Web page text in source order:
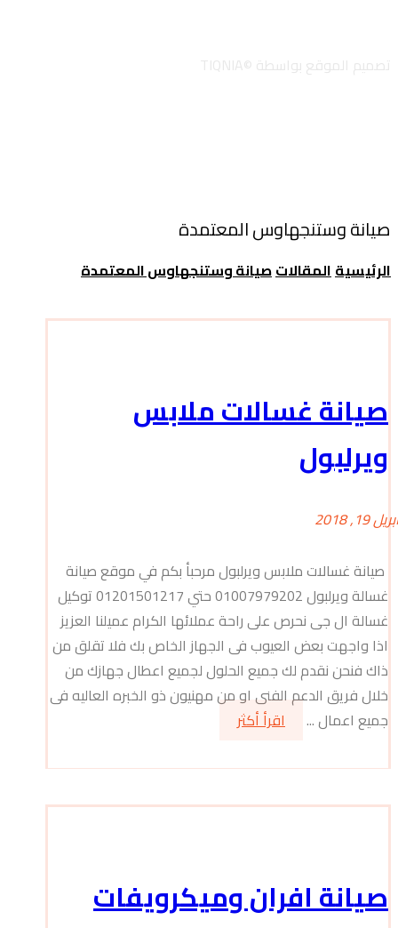
صيانة وستنجهاوس المعتمدة
الرئيسيةالمقالاتصيانة وستنجهاوس المعتمدة
صيانة غسالات ملابس
ويرلبول
أبريل 19, 2018
صيانة غسالات ملابس ويرلبول مرحبأ بكم في موقع صيانة
غسالة ويرلبول 01007979202 حتي 01201501217 توكيل
غسالة ال جى نحرص على راحة عملائها الكرام عميلنا العزيز
اذا واجهت بعض العيوب فى الجهاز الخاص بك فلا تقلق من
ذاك فنحن نقدم لك جميع الحلول لجميع اعطال جهازك من
خلال فريق الدعم الفنى او من مهنيون ذو الخبره العاليه فى
جميع اعمال ...
اقرأ أكثر
صيانة افران وميكرويفات